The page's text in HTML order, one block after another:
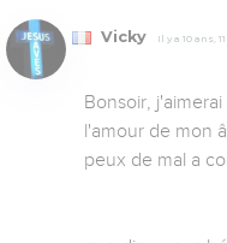
Vicky Il y a 10 ans,
Bonsoir,
l'amour de mon
peux de mal a